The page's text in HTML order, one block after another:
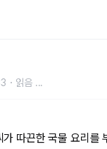
읽음 ...
따끈한 국물 요리